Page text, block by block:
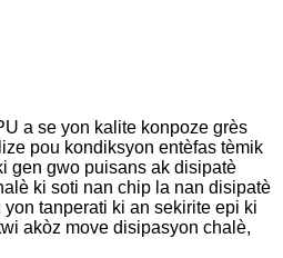
a se yon kalite konpoze grès
pou kondiksyon entèfas tèmik
gen gwo puisans ak disipatè
ki soti nan chip la nan disipatè
tanperati ki an sekirite epi ki
akòz move disipasyon chalè,